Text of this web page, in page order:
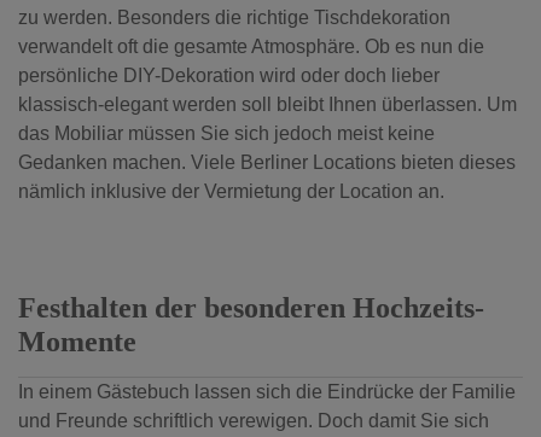
zu werden. Besonders die richtige Tischdekoration
verwandelt oft die gesamte Atmosphäre. Ob es nun die
persönliche DIY-Dekoration wird oder doch lieber
klassisch-elegant werden soll bleibt Ihnen überlassen. Um
das Mobiliar müssen Sie sich jedoch meist keine
Gedanken machen. Viele Berliner Locations bieten dieses
nämlich inklusive der Vermietung der Location an.
Festhalten der besonderen Hochzeits-
Momente
In einem Gästebuch lassen sich die Eindrücke der Familie
und Freunde schriftlich verewigen. Doch damit Sie sich